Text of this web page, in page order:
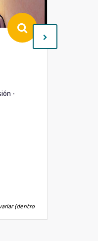
-
(dentro